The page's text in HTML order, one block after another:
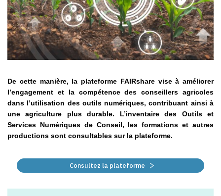
De cette manière, la plateforme FAIRshare vise à améliorer
l’engagement et la compétence des conseillers agricoles
dans l’utilisation des outils numériques, contribuant ainsi à
une agriculture plus durable. L’inventaire des Outils et
Services Numériques de Conseil, les formations et autres
productions sont consultables sur la plateforme.
Consultez la plateforme